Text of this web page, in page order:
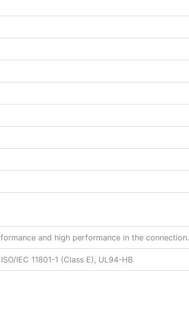
and high performance in the connection.
IEC 11801-1 (Class E), UL94-HB